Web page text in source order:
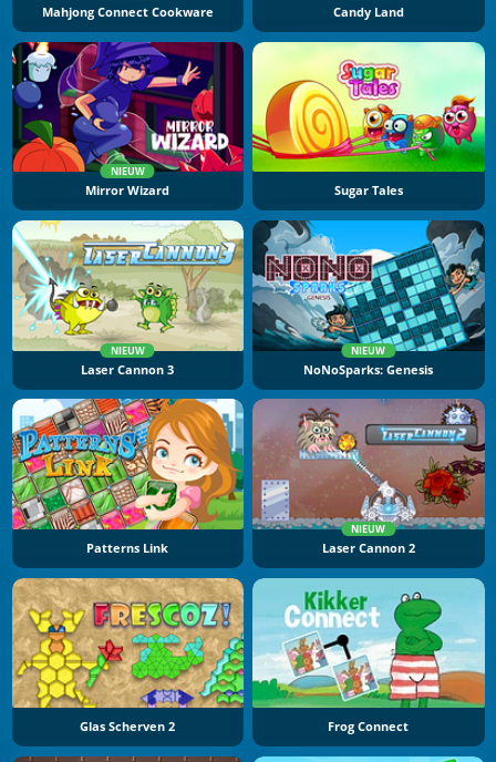
Mahjong Connect Cookware Candy Land
NIEUW
Mirror Wizard Sugar Tales
NIEUW
Laser Cannon 3
NIEUW
NoNoSparks: Genesis
Patterns Link
NIEUW
Laser Cannon 2
Glas Scherven 2 Frog Connect